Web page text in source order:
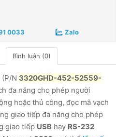
0033 Zalo
Bình luận (0)
(P/N 3320GHD-452-52559-
đa năng cho phép người
hoặc thủ công, đọc mã vạch
giao tiếp đa năng cho phép
giao tiếp USB hay RS-232